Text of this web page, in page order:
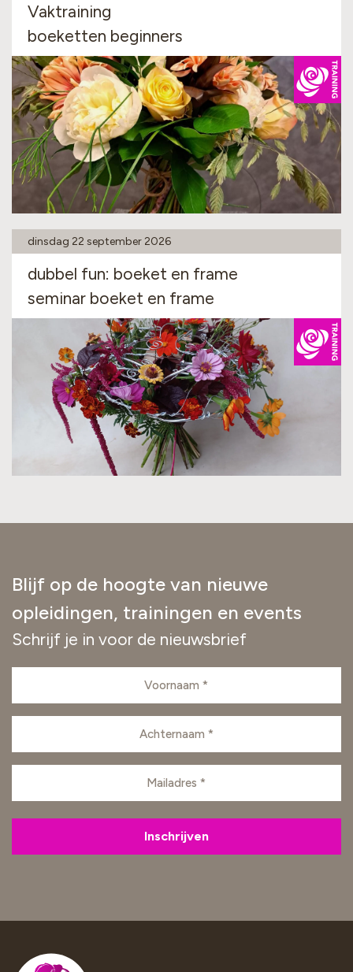
Vaktraining
boeketten beginners
dinsdag 22 september 2026
dubbel fun: boeket en frame
seminar boeket en frame
Blijf op de hoogte van nieuwe
opleidingen, trainingen en events
Schrijf je in voor de nieuwsbrief